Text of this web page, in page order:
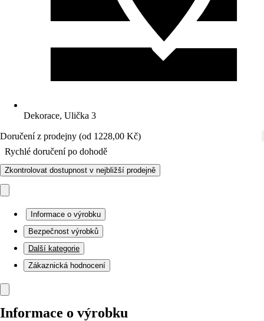
Dekorace, Ulička 3
Doručení z prodejny (od 1228,00 Kč)
Rychlé doručení po dohodě
Zkontrolovat dostupnost v nejbližší prodejně
Informace o výrobku
Bezpečnost výrobků
Další kategorie
Zákaznická hodnocení
Informace o výrobku